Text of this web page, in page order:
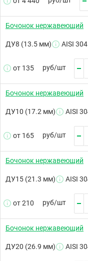
Бочонок нержавеющий
ДУ8 (13.5 мм) AISI 304
от 135 руб/шт
Бочонок нержавеющий
ДУ10 (17.2 мм) AISI
от 165 руб/шт
Бочонок нержавеющий
ДУ15 (21.3 мм) AISI
от 210 руб/шт
Бочонок нержавеющий
ДУ20 (26.9 мм) AISI